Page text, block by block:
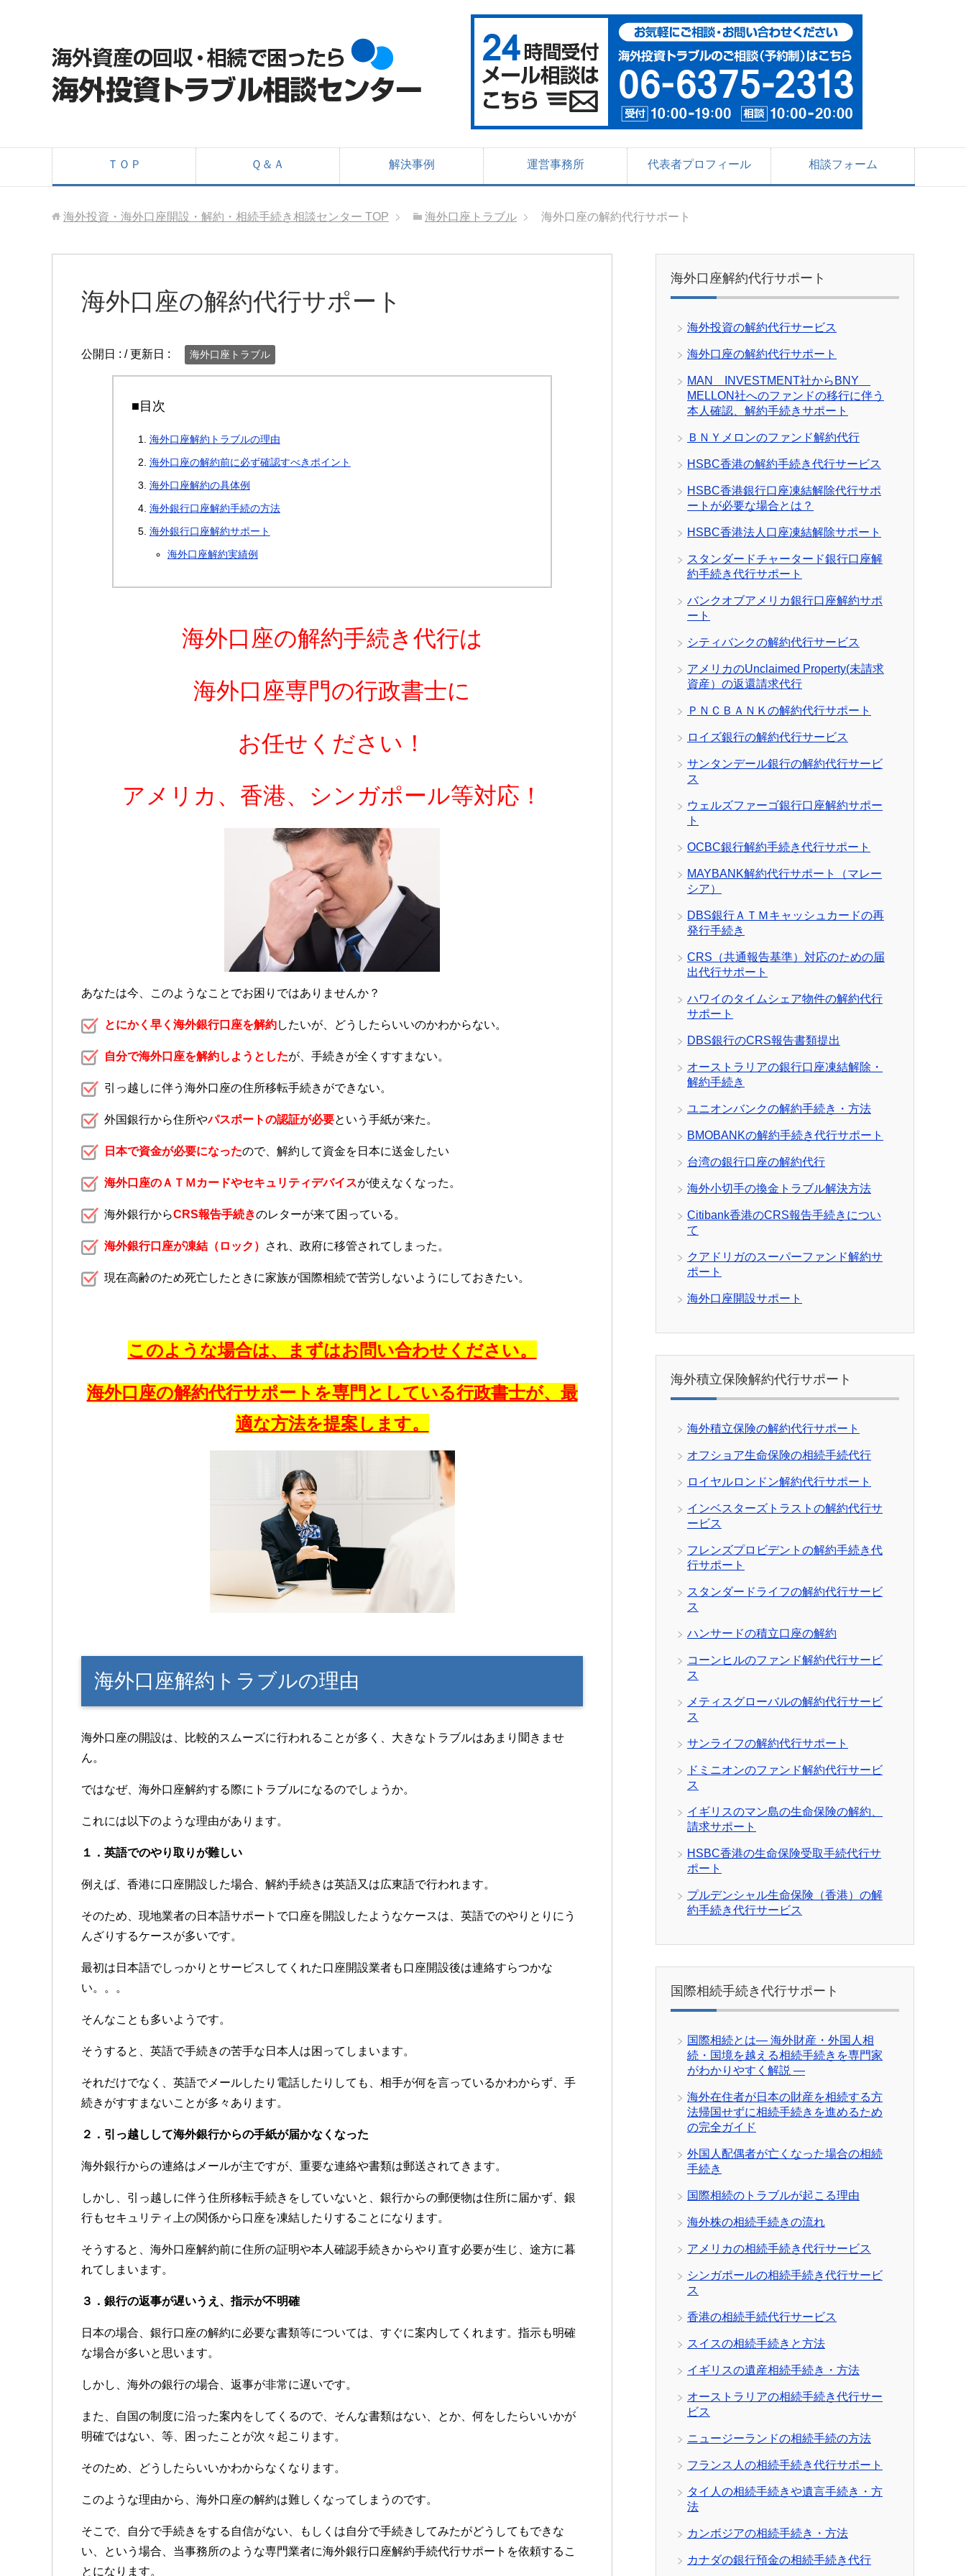
ＴＯＰ Ｑ＆Ａ 解決事例 運営事務所 代表者プロフィール 相談フォーム
海外投資・海外口座開設・解約・相続手続き相談センター TOP 海外口座トラブル 海外口座の解約代行サポート
海外口座の解約代行サポート
公開日 : / 更新日 : 海外口座トラブル
■目次
海外口座解約トラブルの理由
海外口座の解約前に必ず確認すべきポイント
海外口座解約の具体例
海外銀行口座解約手続の方法
海外銀行口座解約サポート
海外口座解約実績例
海外口座の解約手続き代行は
海外口座専門の行政書士に
お任せください！
アメリカ、香港、シンガポール等対応！
あなたは今、このようなことでお困りではありませんか？
とにかく早く海外銀行口座を解約したいが、どうしたらいいのかわからない。
自分で海外口座を解約しようとしたが、手続きが全くすすまない。
引っ越しに伴う海外口座の住所移転手続きができない。
外国銀行から住所やパスポートの認証が必要という手紙が来た。
日本で資金が必要になったので、解約して資金を日本に送金したい
海外口座のＡＴＭカードやセキュリティデバイスが使えなくなった。
海外銀行からCRS報告手続きのレターが来て困っている。
海外銀行口座が凍結（ロック） され、政府に移管されてしまった。
現在高齢のため死亡したときに家族が国際相続で苦労しないようにしておきたい。
このような場合は、まずはお問い合わせください。
海外口座の解約代行サポートを専門としている行政書士が、最
適な方法を提案します。
海外口座解約トラブルの理由
海外口座の開設は、比較的スムーズに行われることが多く、大きなトラブルはあまり聞きませ
ん。
ではなぜ、海外口座解約する際にトラブルになるのでしょうか。
これには以下のような理由があります。
１．英語でのやり取りが難しい
例えば、香港に口座開設した場合、解約手続きは英語又は広東語で行われます。
そのため、現地業者の日本語サポートで口座を開設したようなケースは、英語でのやりとりにう
んざりするケースが多いです。
最初は日本語でしっかりとサービスしてくれた口座開設業者も口座開設後は連絡すらつかな
い。。。
そんなことも多いようです。
そうすると、英語で手続きの苦手な日本人は困ってしまいます。
それだけでなく、英語でメールしたり電話したりしても、相手が何を言っているかわからず、手
続きがすすまないことが多々あります。
２．引っ越しして海外銀行からの手紙が届かなくなった
海外銀行からの連絡はメールが主ですが、重要な連絡や書類は郵送されてきます。
しかし、引っ越しに伴う住所移転手続きをしていないと、銀行からの郵便物は住所に届かず、銀
行もセキュリティ上の関係から口座を凍結したりすることになります。
そうすると、海外口座解約前に住所の証明や本人確認手続きからやり直す必要が生じ、途方に暮
れてしまいます。
３．銀行の返事が遅いうえ、指示が不明確
日本の場合、銀行口座の解約に必要な書類等については、すぐに案内してくれます。指示も明確
な場合が多いと思います。
しかし、海外の銀行の場合、返事が非常に遅いです。
また、自国の制度に沿った案内をしてくるので、そんな書類はない、とか、何をしたらいいかが
明確ではない、等、困ったことが次々起こります。
そのため、どうしたらいいかわからなくなります。
このような理由から、海外口座の解約は難しくなってしまうのです。
そこで、自分で手続きをする自信がない、もしくは自分で手続きしてみたがどうしてもできな
い、という場合、当事務所のような専門業者に海外銀行口座解約手続代行サポートを依頼するこ
とになります。
海外口座解約代行サポート
海外投資の解約代行サービス
海外口座の解約代行サポート
MAN INVESTMENT社からBNY
MELLON社へのファンドの移行に伴う
本人確認、解約手続きサポート
ＢＮＹメロンのファンド解約代行
HSBC香港の解約手続き代行サービス
HSBC香港銀行口座凍結解除代行サポ
ートが必要な場合とは？
HSBC香港法人口座凍結解除サポート
スタンダードチャータード銀行口座解
約手続き代行サポート
バンクオブアメリカ銀行口座解約サポ
ート
シティバンクの解約代行サービス
アメリカのUnclaimed Property(未請求
資産）の返還請求代行
ＰＮＣＢＡＮＫの解約代行サポート
ロイズ銀行の解約代行サービス
サンタンデール銀行の解約代行サービ
ス
ウェルズファーゴ銀行口座解約サポー
ト
OCBC銀行解約手続き代行サポート
MAYBANK解約代行サポート（マレー
シア）
DBS銀行ＡＴＭキャッシュカードの再
発行手続き
CRS（共通報告基準）対応のための届
出代行サポート
ハワイのタイムシェア物件の解約代行
サポート
DBS銀行のCRS報告書類提出
オーストラリアの銀行口座凍結解除・
解約手続き
ユニオンバンクの解約手続き・方法
BMOBANKの解約手続き代行サポート
台湾の銀行口座の解約代行
海外小切手の換金トラブル解決方法
Citibank香港のCRS報告手続きについ
て
クアドリガのスーパーファンド解約サ
ポート
海外口座開設サポート
海外積立保険解約代行サポート
海外積立保険の解約代行サポート
オフショア生命保険の相続手続代行
ロイヤルロンドン解約代行サポート
インベスターズトラストの解約代行サ
ービス
フレンズプロビデントの解約手続き代
行サポート
スタンダードライフの解約代行サービ
ス
ハンサードの積立口座の解約
コーンヒルのファンド解約代行サービ
ス
メティスグローバルの解約代行サービ
ス
サンライフの解約代行サポート
ドミニオンのファンド解約代行サービ
ス
イギリスのマン島の生命保険の解約、
請求サポート
HSBC香港の生命保険受取手続代行サ
ポート
プルデンシャル生命保険（香港）の解
約手続き代行サービス
国際相続手続き代行サポート
国際相続とは― 海外財産・外国人相
続・国境を越える相続手続きを専門家
がわかりやすく解説 ―
海外在住者が日本の財産を相続する方
法帰国せずに相続手続きを進めるため
の完全ガイド
外国人配偶者が亡くなった場合の相続
手続き
国際相続のトラブルが起こる理由
海外株の相続手続きの流れ
アメリカの相続手続き代行サービス
シンガポールの相続手続き代行サービ
ス
香港の相続手続代行サービス
スイスの相続手続きと方法
イギリスの遺産相続手続き・方法
オーストラリアの相続手続き代行サー
ビス
ニュージーランドの相続手続の方法
フランス人の相続手続き代行サポート
タイ人の相続手続きや遺言手続き・方
法
カンボジアの相続手続き・方法
カナダの銀行預金の相続手続き代行